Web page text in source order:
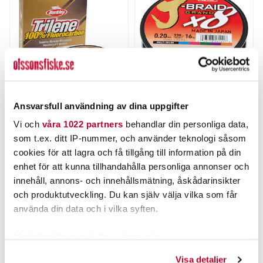
Ansvarsfull användning av dina uppgifter
Vi och våra 1022 partners behandlar din personliga data,
som t.ex. ditt IP-nummer, och använder teknologi såsom
cookies för att lagra och få tillgång till information på din
enhet för att kunna tillhandahålla personliga annonser och
innehåll, annons- och innehållsmätning, åskådarinsikter
och produktutveckling. Du kan själv välja vilka som får
använda din data och i vilka syften.
Visa detaljer
BERKLEY
Berkley Trilene
Fluorocarbon 150m
Nuvarande pris:
189,00 krTidigare pris :
269,00 kr
189,00 kr
269,00 kr
LÄS MER
DAIWA
Multicolor 300m/fp
Nuvarande pris:
349,00 krTidigare pris:
449,00 kr
349,00 kr
449,00 kr
FINNS I LAGER.
LÄS MER